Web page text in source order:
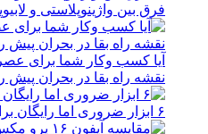
فرق بین واژینوپلاستی و
آیا کسب وکار شما برای
نقشه راه بقا در بحران پیش
۶ ابزار ضروری اما رایگان برای ترید موفق در فارکس